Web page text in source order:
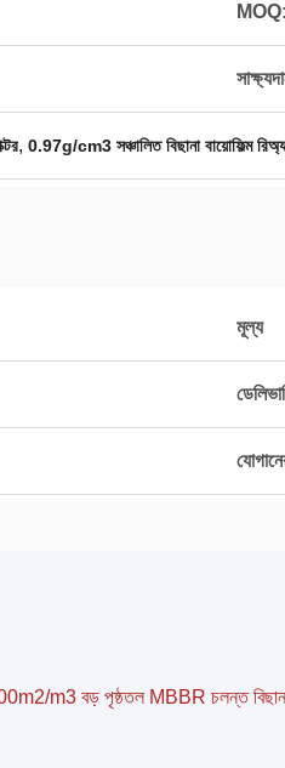
MOQ:
, 0.97g/cm3 সঞ্চালিত বিছানা বায়োফিল্ম
মূল্য
m3 বড় পৃষ্ঠতল MBBR চলন্ত বিছানা